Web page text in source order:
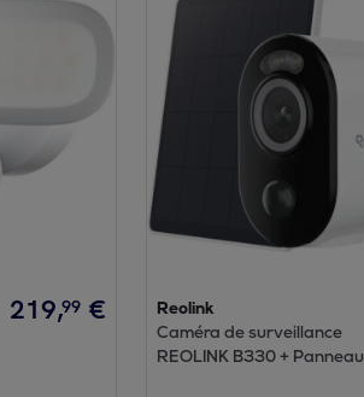
219,99 €
Reolink
Caméra de surveillance
REOLINK B330 + Panneau